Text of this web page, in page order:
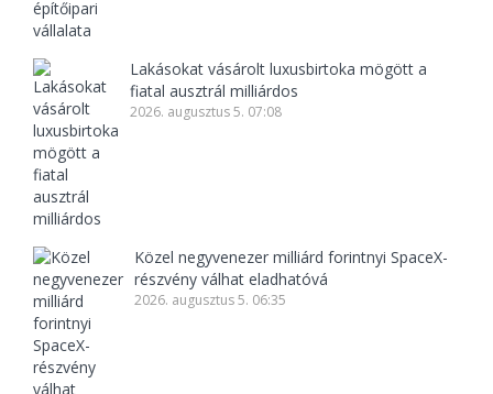
Lakásokat vásárolt luxusbirtoka mögött a
fiatal ausztrál milliárdos
2026. augusztus 5. 07:08
Közel negyvenezer milliárd forintnyi SpaceX-
részvény válhat eladhatóvá
2026. augusztus 5. 06:35